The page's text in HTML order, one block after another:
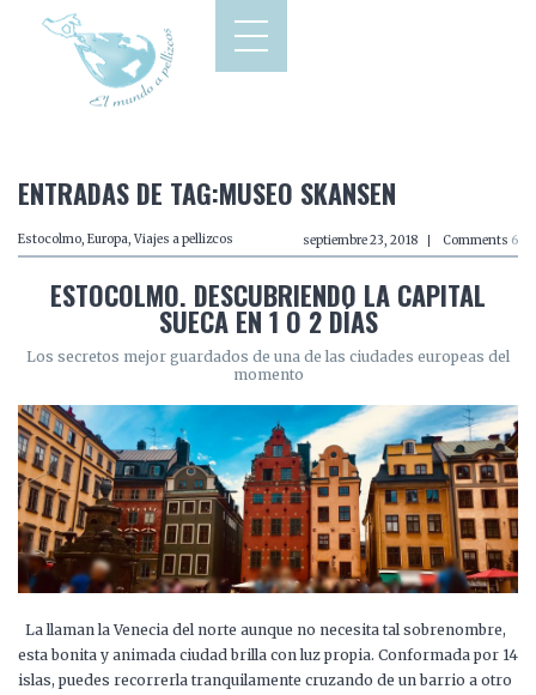
ENTRADAS DE TAG:MUSEO SKANSEN
Estocolmo, Europa, Viajes a pellizcos septiembre 23, 2018 Comments 6
ESTOCOLMO. DESCUBRIENDO LA CAPITAL
SUECA EN 1 O 2 DÍAS
Los secretos mejor guardados de una de las ciudades europeas del
momento
La llaman la Venecia del norte aunque no necesita tal sobrenombre,
esta bonita y animada ciudad brilla con luz propia. Conformada por 14
islas, puedes recorrerla tranquilamente cruzando de un barrio a otro